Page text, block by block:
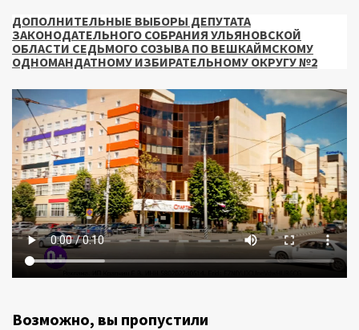
ДОПОЛНИТЕЛЬНЫЕ ВЫБОРЫ ДЕПУТАТА
ЗАКОНОДАТЕЛЬНОГО СОБРАНИЯ УЛЬЯНОВСКОЙ
ОБЛАСТИ СЕДЬМОГО СОЗЫВА ПО ВЕШКАЙМСКОМУ
ОДНОМАНДАТНОМУ ИЗБИРАТЕЛЬНОМУ ОКРУГУ №2
Возможно, вы пропустили